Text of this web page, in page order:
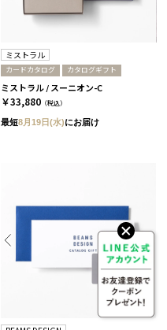
ミストラル
カードカタログ カタログギフト
ミストラル / スーニオン-C
￥33,880 （税込）
最短8月19日(水)にお届け